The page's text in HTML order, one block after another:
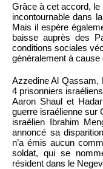
Grâce à cet accord, le
incontournable dans
Mais il espère
baisse auprès des
conditions sociales
généralement à
Azzedine Al Qassam,
4 prisonniers
Aaron Shaul et
guerre israélienne sur
israélien Ibrahim
annoncé sa
n’a émis aucun
soldat, qui se
résident dans le